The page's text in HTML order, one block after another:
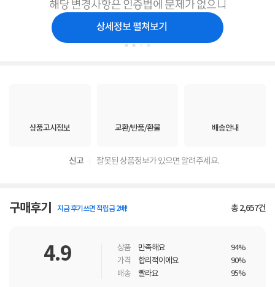
상세정보 펼쳐보기
상품고시정보 교환/반품/환불 배송안내
신고 잘못된 상품정보가 있으면 알려주세요.
구매후기 지금 후기쓰면 적립금 2배! 총2,657건
4.9 상품 만족해요
94%
가격
합리적이에요
90%
배송
빨라요 95%